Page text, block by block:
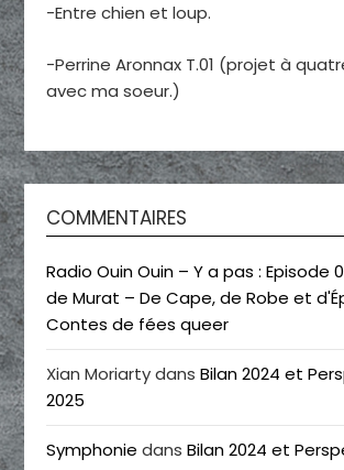
-Entre chien et loup.
-Perrine Aronnax T.01 (projet à
avec ma soeur.)
COMMENTAIRES
Radio Ouin Ouin – Y a pas : Episode
de Murat – De Cape, de Robe et
Contes de fées queer
Xian MoriartydansBilan 2024 et
2025
Symphonie dansBilan 2024 et